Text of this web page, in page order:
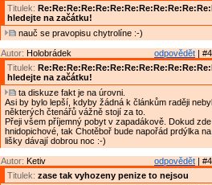
Titulek:
hledejte na začátku!
nauč se pravopisu chytrolíne :-)
odpovědět |
Autor: Holobrádek
Titulek:
hledejte na začátku!
ta diskuze fakt je na úrovni.
Asi by bylo lepší, kdyby žádná k článkům raději
některých čtenářů vážně stojí za to.
Přeji všem příjemný pobyt v zapadákově. Dokud
hnidopichové, tak Chotěboř bude napořád prdýlka
lišky dávají dobrou noc :-)
odpovědět |
Autor: Ketiv
Titulek: zase tak vyhozeny penize to nejsou